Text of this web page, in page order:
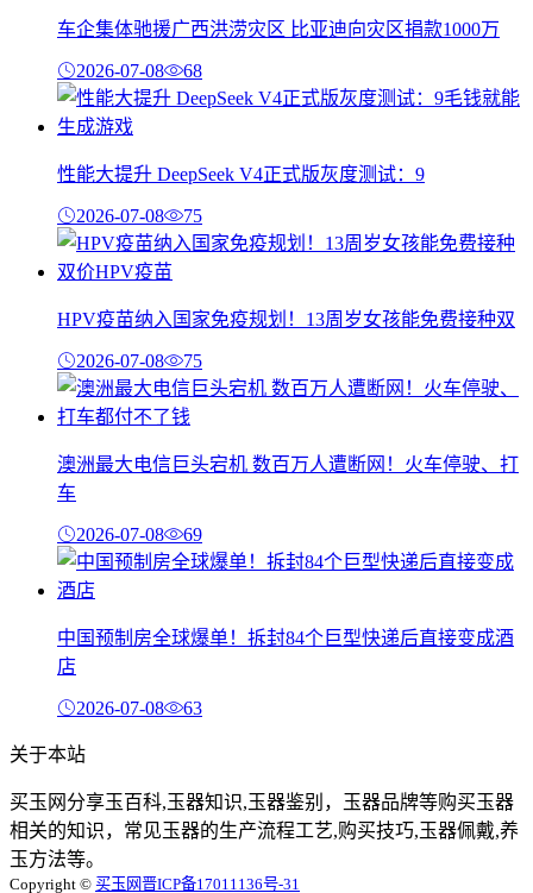
车企集体驰援广西洪涝灾区 比亚迪向灾区捐款1000万
2026-07-08 68
性能大提升 DeepSeek V4正式版灰度测试：9
2026-07-08 75
HPV疫苗纳入国家免疫规划！13周岁女孩能免费接种双
2026-07-08 75
澳洲最大电信巨头宕机 数百万人遭断网！火车停驶、打
车
2026-07-08 69
中国预制房全球爆单！拆封84个巨型快递后直接变成酒
店
2026-07-08 63
关于本站
买玉网分享玉百科,玉器知识,玉器鉴别，玉器品牌等购买玉器
相关的知识，常见玉器的生产流程工艺,购买技巧,玉器佩戴,养
玉方法等。
Copyright © 买玉网晋ICP备17011136号-31